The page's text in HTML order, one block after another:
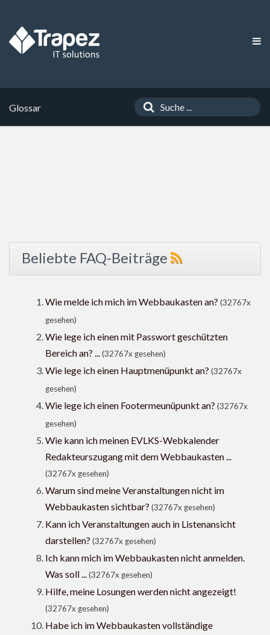
Glossar
Beliebte FAQ-Beiträge
Wie melde ich mich im Webbaukasten an? (32767x
gesehen)
Wie lege ich einen mit Passwort geschützten
Bereich an? ...(32767x gesehen)
Wie lege ich einen Hauptmenüpunkt an? (32767x
gesehen)
Wie lege ich einen Footermeunüpunkt an? (32767x
gesehen)
Wie kann ich meinen EVLKS-Webkalender
Redakteurszugang mit dem Webbaukasten ...
(32767x gesehen)
Warum sind meine Veranstaltungen nicht im
Webbaukasten sichtbar? (32767x gesehen)
Kann ich Veranstaltungen auch in Listenansicht
darstellen? (32767x gesehen)
Ich kann mich im Webbaukasten nicht anmelden.
Was soll ...(32767x gesehen)
Hilfe, meine Losungen werden nicht angezeigt!
(32767x gesehen)
Habe ich im Webbaukasten vollständige